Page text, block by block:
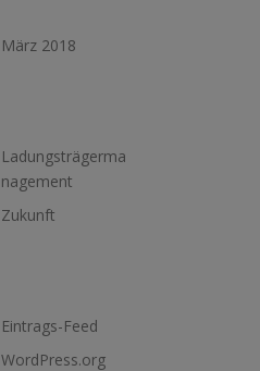
März 2018
Ladungsträgerma
nagement
Zukunft
Eintrags-Feed
WordPress.org